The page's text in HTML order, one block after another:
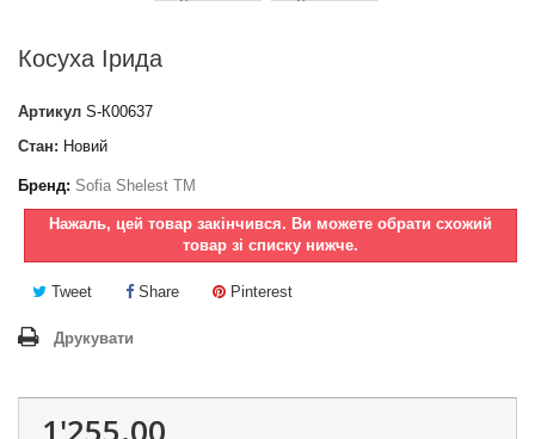
Косуха Ірида
Артикул S-К00637
Стан: Новий
Бренд: Sofia Shelest TM
Нажаль, цей товар закінчився. Ви можете обрати схожий
товар зі списку нижче.
Tweet Share Pinterest
Друкувати
1'255.00